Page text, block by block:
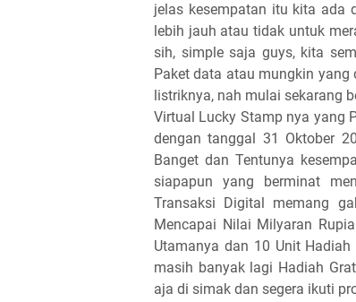
jelas kesempatan itu kita ada
lebih jauh atau tidak untuk
sih, simple saja guys, kita
Paket data atau mungkin
listriknya, nah mulai sekarang
Virtual Lucky Stamp nya yang
dengan tanggal 31 Oktober
Banget dan Tentunya
siapapun yang berminat
Transaksi Digital memang
Mencapai Nilai Milyaran
Utamanya dan 10 Unit Hadiah
masih banyak lagi Hadiah
aja di simak dan segera ikuti